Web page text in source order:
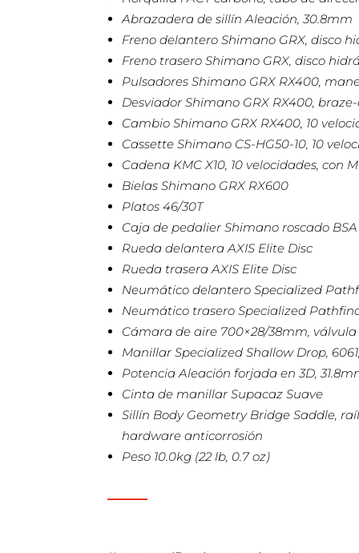
Abrazadera de sillín Aleación, 30.8mm
Freno delantero Shimano GRX, disco
Freno trasero Shimano GRX, disco
Pulsadores Shimano GRX RX400,
Desviador Shimano GRX RX400,
Cambio Shimano GRX RX400, 10
Cassette Shimano CS-HG50-10, 10
Cadena KMC X10, 10 velocidades, con
Bielas Shimano GRX RX600
Platos 46/30T
Caja de pedalier Shimano roscado
Rueda delantera AXIS Elite Disc
Rueda trasera AXIS Elite Disc
Neumático delantero Specialized
Neumático trasero Specialized
Cámara de aire 700×28/38mm,
Manillar Specialized Shallow Drop,
Potencia Aleación forjada en 3D,
Cinta de manillar Supacaz Suave
Sillín Body Geometry Bridge Saddle,
hardware anticorrosión
Peso 10.0kg (22 lb, 0.7 oz)